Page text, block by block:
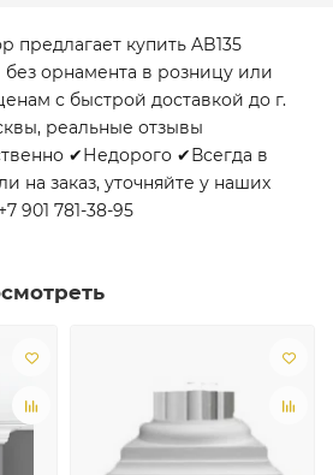
купить AB135
орнамента в розницу или
с быстрой доставкой до г.
реальные отзывы
✔Недорого ✔Всегда в
на заказ, уточняйте у наших
901 781-38-95